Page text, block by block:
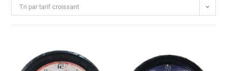
Tri par tarif croissant